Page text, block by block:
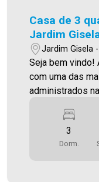
Casa de 3
Jardim
Jardim Gisela
Seja bem vindo! A Imobiliária Ativa conta hoje
com uma das
administrados
opções!
busca um
Características do imóvel:
3
Dorm.